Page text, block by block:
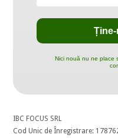
Nici nouă nu ne place
IBC FOCUS SRL
Cod Unic de Înregistrare: